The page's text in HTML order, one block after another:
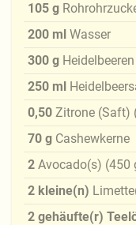
105 g
200 ml Wasser
300 g
250 ml
0,50 Zitrone (Saft)
70 g Cashewkerne
2 Avocado(s) (450
2 kleine(n)
2 gehäufte(r)